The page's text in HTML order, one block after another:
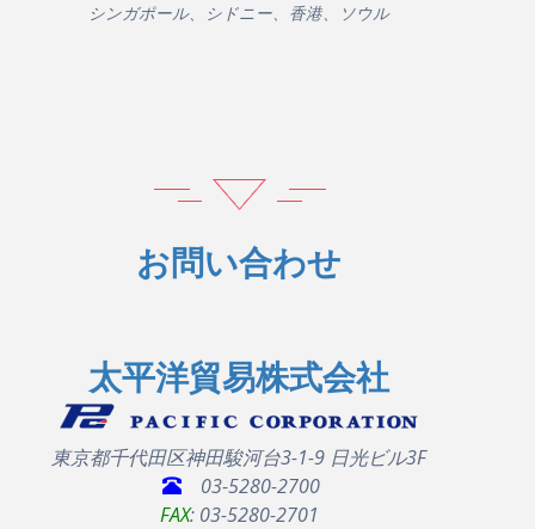
シンガポール、シドニー、香港、ソウル
お問い合わせ
太平洋貿易株式会社
東京都千代田区神田駿河台3-1-9 日光ビル3F
03-5280-2700
FAX: 03-5280-2701